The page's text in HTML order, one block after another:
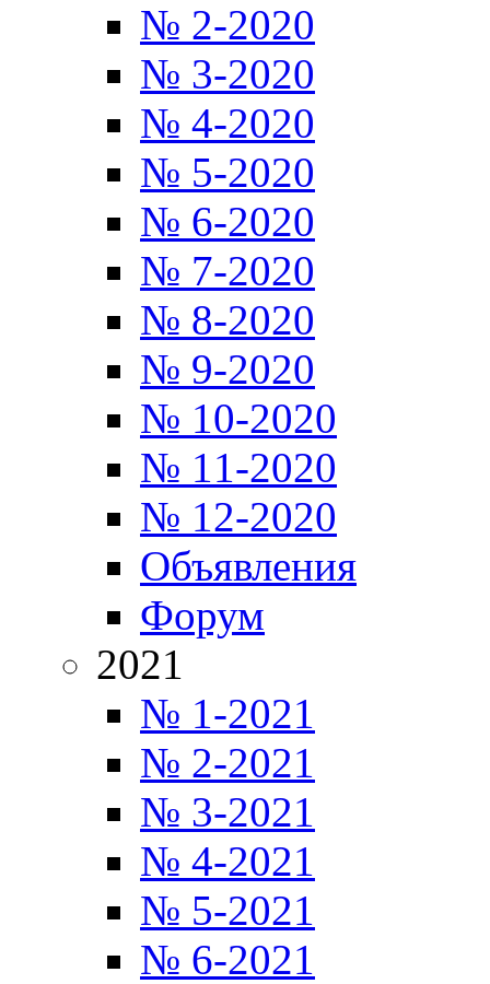
№ 2-2020
№ 3-2020
№ 4-2020
№ 5-2020
№ 6-2020
№ 7-2020
№ 8-2020
№ 9-2020
№ 10-2020
№ 11-2020
№ 12-2020
Объявления
Форум
2021
№ 1-2021
№ 2-2021
№ 3-2021
№ 4-2021
№ 5-2021
№ 6-2021